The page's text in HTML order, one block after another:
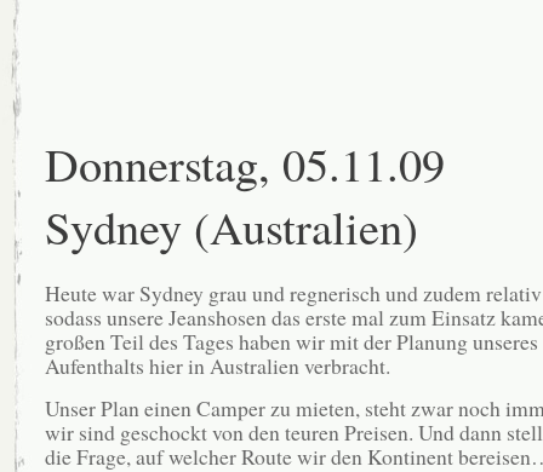
Donnerstag, 05.11.09
Sydney (Australien)
Heute war Sydney grau und regnerisch und zudem
sodass unsere Jeanshosen das erste mal zum Einsatz
großen Teil des Tages haben wir mit der Planung
Aufenthalts hier in Australien verbracht.
Unser Plan einen Camper zu mieten, steht zwar noch
wir sind geschockt von den teuren Preisen. Und dann
die Frage, auf welcher Route wir den Kontinent